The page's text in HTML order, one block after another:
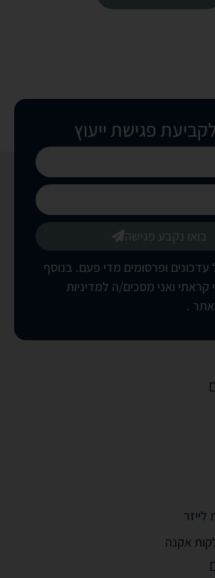
פגישת ייעוץ
ופרסומים מדי פעם. בנוסף
ואני מסכים/ה למדיניות
.
בואו נקבע פגישה
אקנה